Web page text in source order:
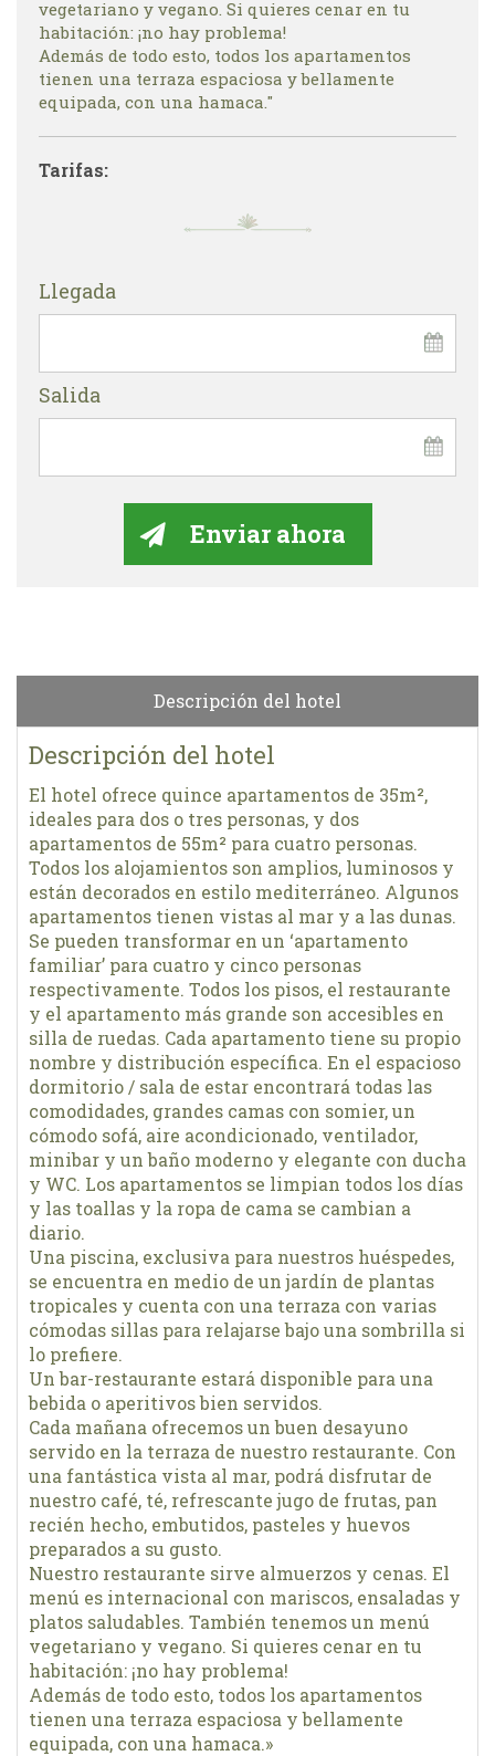
vegetariano y vegano. Si quieres cenar en tu
habitación: ¡no hay problema!
Además de todo esto, todos los apartamentos
tienen una terraza espaciosa y bellamente
equipada, con una hamaca."
Tarifas:
Llegada
Salida
Descripción del hotel
Descripción del hotel
El hotel ofrece quince apartamentos de 35m²,
ideales para dos o tres personas, y dos
apartamentos de 55m² para cuatro personas.
Todos los alojamientos son amplios, luminosos y
están decorados en estilo mediterráneo. Algunos
apartamentos tienen vistas al mar y a las dunas.
Se pueden transformar en un ‘apartamento
familiar’ para cuatro y cinco personas
respectivamente. Todos los pisos, el restaurante
y el apartamento más grande son accesibles en
silla de ruedas. Cada apartamento tiene su propio
nombre y distribución específica. En el espacioso
dormitorio / sala de estar encontrará todas las
comodidades, grandes camas con somier, un
cómodo sofá, aire acondicionado, ventilador,
minibar y un baño moderno y elegante con ducha
y WC. Los apartamentos se limpian todos los días
y las toallas y la ropa de cama se cambian a
diario.
Una piscina, exclusiva para nuestros huéspedes,
se encuentra en medio de un jardín de plantas
tropicales y cuenta con una terraza con varias
cómodas sillas para relajarse bajo una sombrilla si
lo prefiere.
Un bar-restaurante estará disponible para una
bebida o aperitivos bien servidos.
Cada mañana ofrecemos un buen desayuno
servido en la terraza de nuestro restaurante. Con
una fantástica vista al mar, podrá disfrutar de
nuestro café, té, refrescante jugo de frutas, pan
recién hecho, embutidos, pasteles y huevos
preparados a su gusto.
Nuestro restaurante sirve almuerzos y cenas. El
menú es internacional con mariscos, ensaladas y
platos saludables. También tenemos un menú
vegetariano y vegano. Si quieres cenar en tu
habitación: ¡no hay problema!
Además de todo esto, todos los apartamentos
tienen una terraza espaciosa y bellamente
equipada, con una hamaca.»